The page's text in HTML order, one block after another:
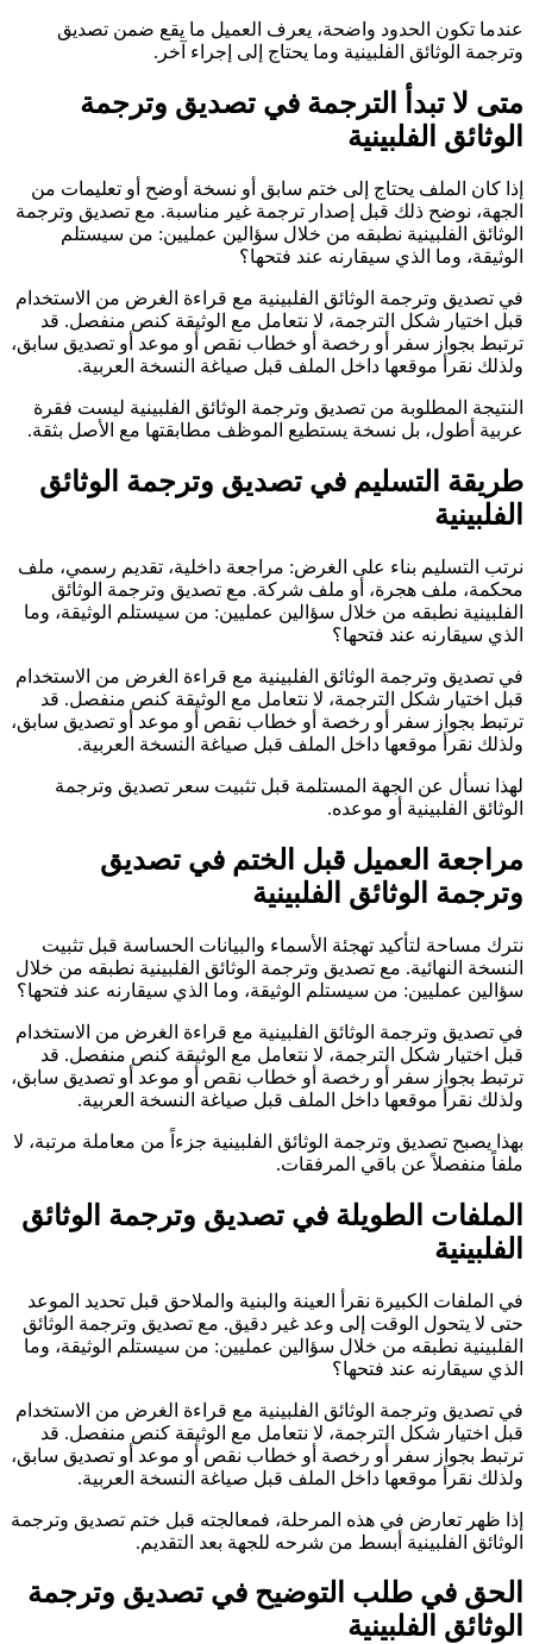
عندما تكون الحدود واضحة، يعرف العميل ما يقع ضمن تصديق
وترجمة الوثائق الفلبينية وما يحتاج إلى إجراء آخر.
متى لا تبدأ الترجمة في تصديق وترجمة
الوثائق الفلبينية
إذا كان الملف يحتاج إلى ختم سابق أو نسخة أوضح أو تعليمات من
الجهة، نوضح ذلك قبل إصدار ترجمة غير مناسبة. مع تصديق وترجمة
الوثائق الفلبينية نطبقه من خلال سؤالين عمليين: من سيستلم
الوثيقة، وما الذي سيقارنه عند فتحها؟
في تصديق وترجمة الوثائق الفلبينية مع قراءة الغرض من الاستخدام
قبل اختيار شكل الترجمة، لا نتعامل مع الوثيقة كنص منفصل. قد
ترتبط بجواز سفر أو رخصة أو خطاب نقص أو موعد أو تصديق سابق،
ولذلك نقرأ موقعها داخل الملف قبل صياغة النسخة العربية.
النتيجة المطلوبة من تصديق وترجمة الوثائق الفلبينية ليست فقرة
عربية أطول، بل نسخة يستطيع الموظف مطابقتها مع الأصل بثقة.
طريقة التسليم في تصديق وترجمة الوثائق
الفلبينية
نرتب التسليم بناء على الغرض: مراجعة داخلية، تقديم رسمي، ملف
محكمة، ملف هجرة، أو ملف شركة. مع تصديق وترجمة الوثائق
الفلبينية نطبقه من خلال سؤالين عمليين: من سيستلم الوثيقة، وما
الذي سيقارنه عند فتحها؟
في تصديق وترجمة الوثائق الفلبينية مع قراءة الغرض من الاستخدام
قبل اختيار شكل الترجمة، لا نتعامل مع الوثيقة كنص منفصل. قد
ترتبط بجواز سفر أو رخصة أو خطاب نقص أو موعد أو تصديق سابق،
ولذلك نقرأ موقعها داخل الملف قبل صياغة النسخة العربية.
لهذا نسأل عن الجهة المستلمة قبل تثبيت سعر تصديق وترجمة
الوثائق الفلبينية أو موعده.
مراجعة العميل قبل الختم في تصديق
وترجمة الوثائق الفلبينية
نترك مساحة لتأكيد تهجئة الأسماء والبيانات الحساسة قبل تثبيت
النسخة النهائية. مع تصديق وترجمة الوثائق الفلبينية نطبقه من خلال
سؤالين عمليين: من سيستلم الوثيقة، وما الذي سيقارنه عند فتحها؟
في تصديق وترجمة الوثائق الفلبينية مع قراءة الغرض من الاستخدام
قبل اختيار شكل الترجمة، لا نتعامل مع الوثيقة كنص منفصل. قد
ترتبط بجواز سفر أو رخصة أو خطاب نقص أو موعد أو تصديق سابق،
ولذلك نقرأ موقعها داخل الملف قبل صياغة النسخة العربية.
بهذا يصبح تصديق وترجمة الوثائق الفلبينية جزءاً من معاملة مرتبة، لا
ملفاً منفصلاً عن باقي المرفقات.
الملفات الطويلة في تصديق وترجمة الوثائق
الفلبينية
في الملفات الكبيرة نقرأ العينة والبنية والملاحق قبل تحديد الموعد
حتى لا يتحول الوقت إلى وعد غير دقيق. مع تصديق وترجمة الوثائق
الفلبينية نطبقه من خلال سؤالين عمليين: من سيستلم الوثيقة، وما
الذي سيقارنه عند فتحها؟
في تصديق وترجمة الوثائق الفلبينية مع قراءة الغرض من الاستخدام
قبل اختيار شكل الترجمة، لا نتعامل مع الوثيقة كنص منفصل. قد
ترتبط بجواز سفر أو رخصة أو خطاب نقص أو موعد أو تصديق سابق،
ولذلك نقرأ موقعها داخل الملف قبل صياغة النسخة العربية.
إذا ظهر تعارض في هذه المرحلة، فمعالجته قبل ختم تصديق وترجمة
الوثائق الفلبينية أبسط من شرحه للجهة بعد التقديم.
الحق في طلب التوضيح في تصديق وترجمة
الوثائق الفلبينية